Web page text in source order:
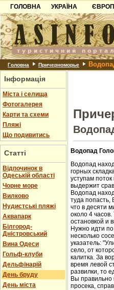
ГОЛОВНА
УКРАЇНА
Карпати
Азов
Причорноморря
Шацьк
Головна Причерноморье
Інформація
Міста і селища
Фотогалерея
Карти та схеми
Пляжі
Що подивитись
Статті
Відпочинок в
Одеській області
Чорне море
Вилково
Нудистські пляжі
Аквапарк
Білгород-
Дністровський
Вина Одеси
Гольф-клуби
Дельфінарій
День бруду
День міста
Водопад
Водопад
горных
уступам
выдержит
Водопад
туда попасть,
что в десяти
около 4
остановкой и
Нужно идти
несколько
указатель:
село, от
калитка. За
время левой
развилки, то
Вы правильно
просека,